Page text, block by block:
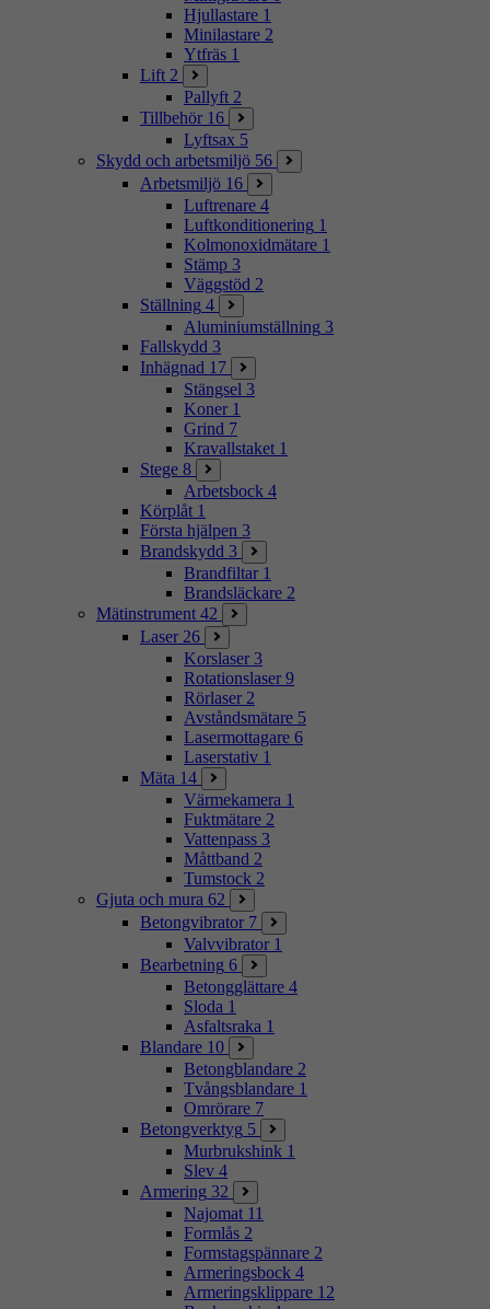
Hjullastare 1
Minilastare 2
Ytfräs 1
Lift 2
Pallyft 2
Tillbehör 16
Lyftsax 5
Skydd och arbetsmiljö 56
Arbetsmiljö 16
Luftrenare 4
Luftkonditionering 1
Kolmonoxidmätare 1
Stämp 3
Väggstöd 2
Ställning 4
Aluminiumställning 3
Fallskydd 3
Inhägnad 17
Stängsel 3
Koner 1
Grind 7
Kravallstaket 1
Stege 8
Arbetsbock 4
Körplåt 1
Första hjälpen 3
Brandskydd 3
Brandfiltar 1
Brandsläckare 2
Mätinstrument 42
Laser 26
Korslaser 3
Rotationslaser 9
Rörlaser 2
Avståndsmätare 5
Lasermottagare 6
Laserstativ 1
Mäta 14
Värmekamera 1
Fuktmätare 2
Vattenpass 3
Måttband 2
Tumstock 2
Gjuta och mura 62
Betongvibrator 7
Valvvibrator 1
Bearbetning 6
Betongglättare 4
Sloda 1
Asfaltsraka 1
Blandare 10
Betongblandare 2
Tvångsblandare 1
Omrörare 7
Betongverktyg 5
Murbrukshink 1
Slev 4
Armering 32
Najomat 11
Formlås 2
Formstagspännare 2
Armeringsbock 4
Armeringsklippare 12